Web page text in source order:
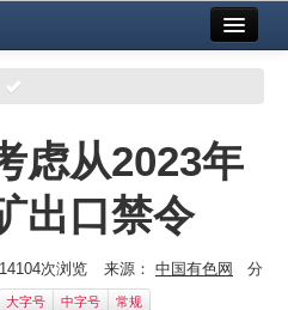
虑从2023年
出口禁令
14104次浏览 来源： 中国有色网
分
大字号 中字号 常规